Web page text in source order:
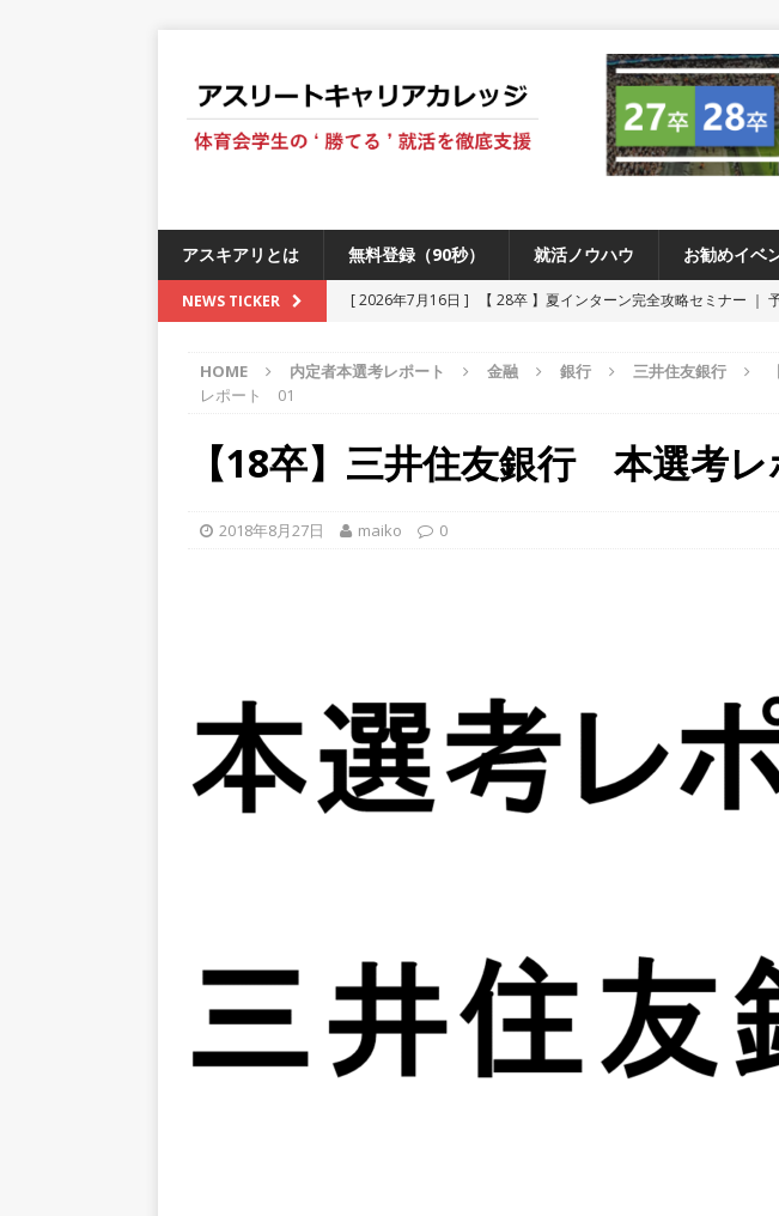
アスキアリとは 無料登録（90秒） 就活ノウハウ お勧めイベ
NEWS TICKER [ 2026年7月16日 ] 【 28卒 】夏インターン完全攻略セミナー ｜
[ 2026年5月17日 ]
≪ 2027卒 ≫ 今すぐ受けられる優良企業一覧
[ 2026年5月15日 ] 【 28卒 ｜ カプコンが体育会学生を求めアス
上営業増益を達成 ｜ プライム上場 ｜ カプコン
[ 2026年5月15日 ]
【 28卒 ｜ インターンシップ参加者は書類選
グループ企業 ｜ 日本トップレベルの企業へ幅広いコンサルを行
手グループとしての安定性バツグン ｜ 年収500万スタート ｜ 土日
体育会積極採用企業
[ 2026年5月14日 ]
【 28卒 ｜ 体験型インターンシップ 】スタン
機関向け広告・人材営業 ｜ 未経験からコンサル、マーケティング
｜ 土日祝休み ｜ 年間休日124日 ｜ ギミック
体育会積極採用
HOME 内定者本選考レポート 金融 銀行 三井住友銀行
レポート 01
【18卒】三井住友銀行 本選考
2018年8月27日 maiko 0